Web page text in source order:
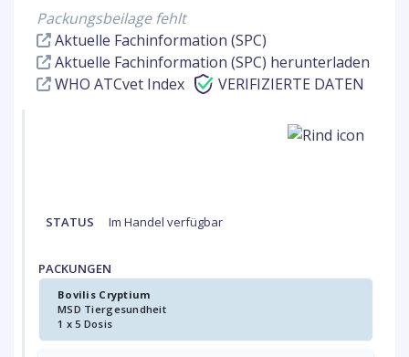
Packungsbeilage fehlt
Aktuelle Fachinformation (SPC)
Aktuelle Fachinformation (SPC) herunterladen
WHO ATCvet Index
VERIFIZIERTE DATEN
STATUS Im Handel verfügbar
PACKUNGEN
Bovilis Cryptium
MSD Tiergesundheit
1 x 5 Dosis